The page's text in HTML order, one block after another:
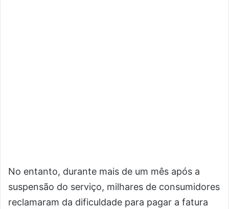
No entanto, durante mais de um mês após a
suspensão do serviço, milhares de consumidores
reclamaram da dificuldade para pagar a fatura